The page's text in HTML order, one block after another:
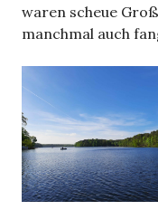
waren scheue
manchmal auch